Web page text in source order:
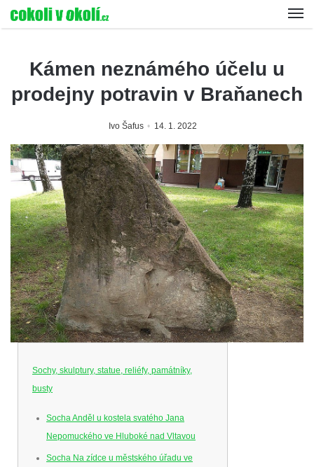
Kámen neznámého účelu u
prodejny potravin v Braňanech
Ivo Šafus 14. 1. 2022
Sochy, skulptury, statue, reliéfy, památníky,
busty
Socha Anděl u kostela svatého Jana
Nepomuckého ve Hluboké nad Vltavou
Socha Na zídce u městského úřadu ve